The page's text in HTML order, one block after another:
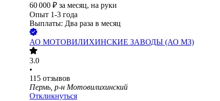
60 000 ₽ за месяц, на руки
Опыт 1-3 года
Выплаты: Два раза в месяц
АО МОТОВИЛИХИНСКИЕ ЗАВОДЫ (АО МЗ)
3.0
•
115 отзывов
Пермь, р-н Мотовилихинский
Откликнуться